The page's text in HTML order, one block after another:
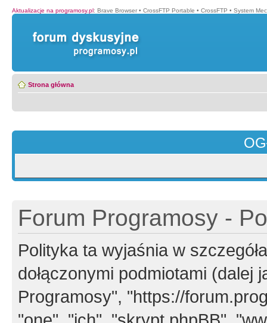
Aktualizacje na programosy.pl: Brave Browser • CrossFTP Portable • CrossFTP • System
Strona główna
Forum Programosy -
Polityka ta wyjaśnia w
dołączonymi podmiotami (dalej
Programosy", "https://